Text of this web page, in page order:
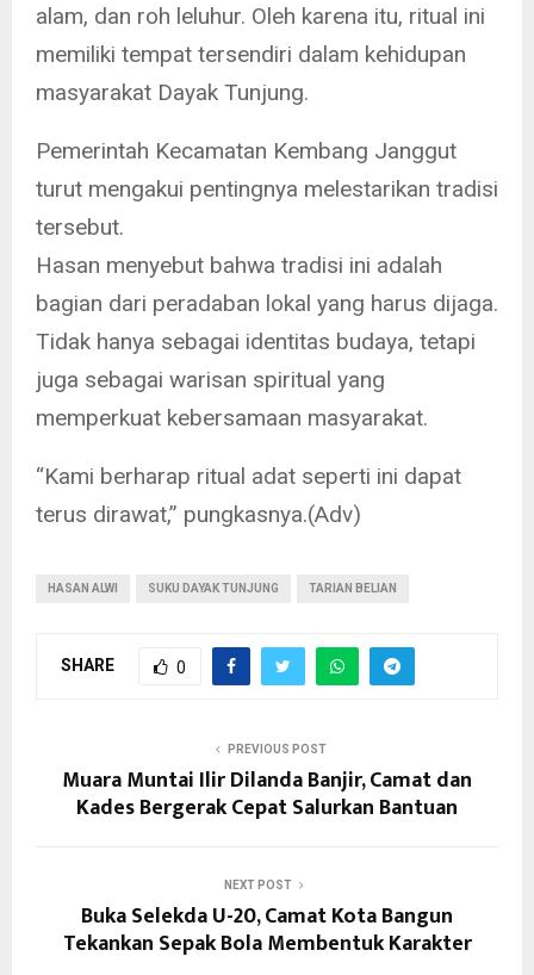
alam, dan roh leluhur. Oleh karena itu, ritual ini
memiliki tempat tersendiri dalam kehidupan
masyarakat Dayak Tunjung.
Pemerintah Kecamatan Kembang Janggut
turut mengakui pentingnya melestarikan tradisi
tersebut.
Hasan menyebut bahwa tradisi ini adalah
bagian dari peradaban lokal yang harus dijaga.
Tidak hanya sebagai identitas budaya, tetapi
juga sebagai warisan spiritual yang
memperkuat kebersamaan masyarakat.
“Kami berharap ritual adat seperti ini dapat
terus dirawat,” pungkasnya.(Adv)
HASAN ALWI SUKU DAYAK TUNJUNG TARIAN BELIAN
SHARE 0
PREVIOUS POST
Muara Muntai Ilir Dilanda Banjir, Camat dan
Kades Bergerak Cepat Salurkan Bantuan
NEXT POST
Buka Selekda U-20, Camat Kota Bangun
Tekankan Sepak Bola Membentuk Karakter